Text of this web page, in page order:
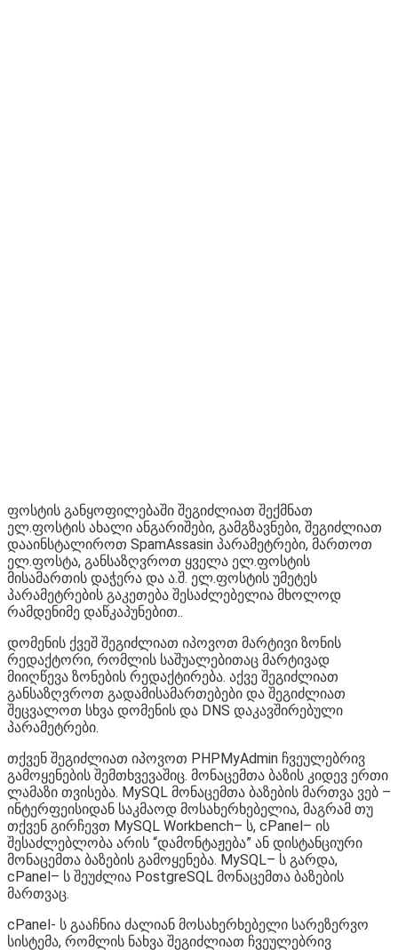
ფოსტის განყოფილებაში შეგიძლიათ შექმნათ
ელ.ფოსტის ახალი ანგარიშები, გამგზავნები, შეგიძლიათ
დააინსტალიროთ SpamAssasin პარამეტრები, მართოთ
ელ.ფოსტა, განსაზღვროთ ყველა ელ.ფოსტის
მისამართის დაჭერა და ა.შ. ელ.ფოსტის უმეტეს
პარამეტრების გაკეთება შესაძლებელია მხოლოდ
რამდენიმე დაწკაპუნებით..
დომენის ქვეშ შეგიძლიათ იპოვოთ მარტივი ზონის
რედაქტორი, რომლის საშუალებითაც მარტივად
მიიღწევა ზონების რედაქტირება. აქვე შეგიძლიათ
განსაზღვროთ გადამისამართებები და შეგიძლიათ
შეცვალოთ სხვა დომენის და DNS დაკავშირებული
პარამეტრები.
თქვენ შეგიძლიათ იპოვოთ PHPMyAdmin ჩვეულებრივ
გამოყენების შემთხვევაშიც. მონაცემთა ბაზის კიდევ ერთი
ლამაზი თვისება. MySQL მონაცემთა ბაზების მართვა ვებ –
ინტერფეისიდან საკმაოდ მოსახერხებელია, მაგრამ თუ
თქვენ გირჩევთ MySQL Workbench– ს, cPanel– ის
შესაძლებლობა არის “დამონტაჟება” ან დისტანციური
მონაცემთა ბაზების გამოყენება. MySQL– ს გარდა,
cPanel– ს შეუძლია PostgreSQL მონაცემთა ბაზების
მართვაც.
cPanel- ს გააჩნია ძალიან მოსახერხებელი სარეზერვო
სისტემა, რომლის ნახვა შეგიძლიათ ჩვეულებრივ